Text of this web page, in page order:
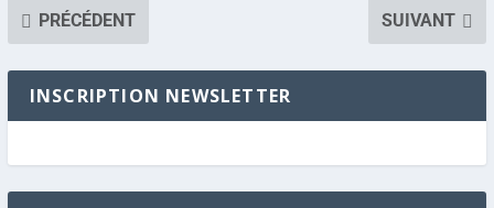
PRÉCÉDENT
SUIVANT
INSCRIPTION NEWSLETTER